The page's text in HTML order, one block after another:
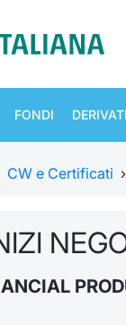
FONDI DERIVATI
CW e Certificati ›